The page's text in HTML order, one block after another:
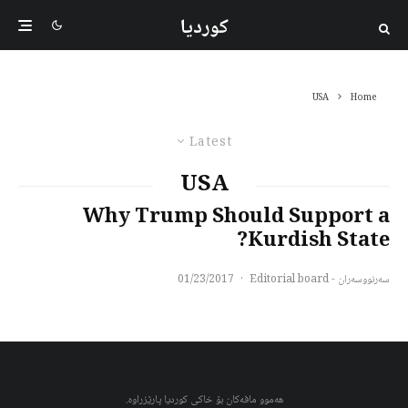
کوردیا
Home
USA
Latest
USA
Why Trump Should Support a
Kurdish State?
سەرنووسەران - Editorial board ·
01/23/2017
هەموو مافەکان بۆ خاکی کوردیا پارێزراوە.